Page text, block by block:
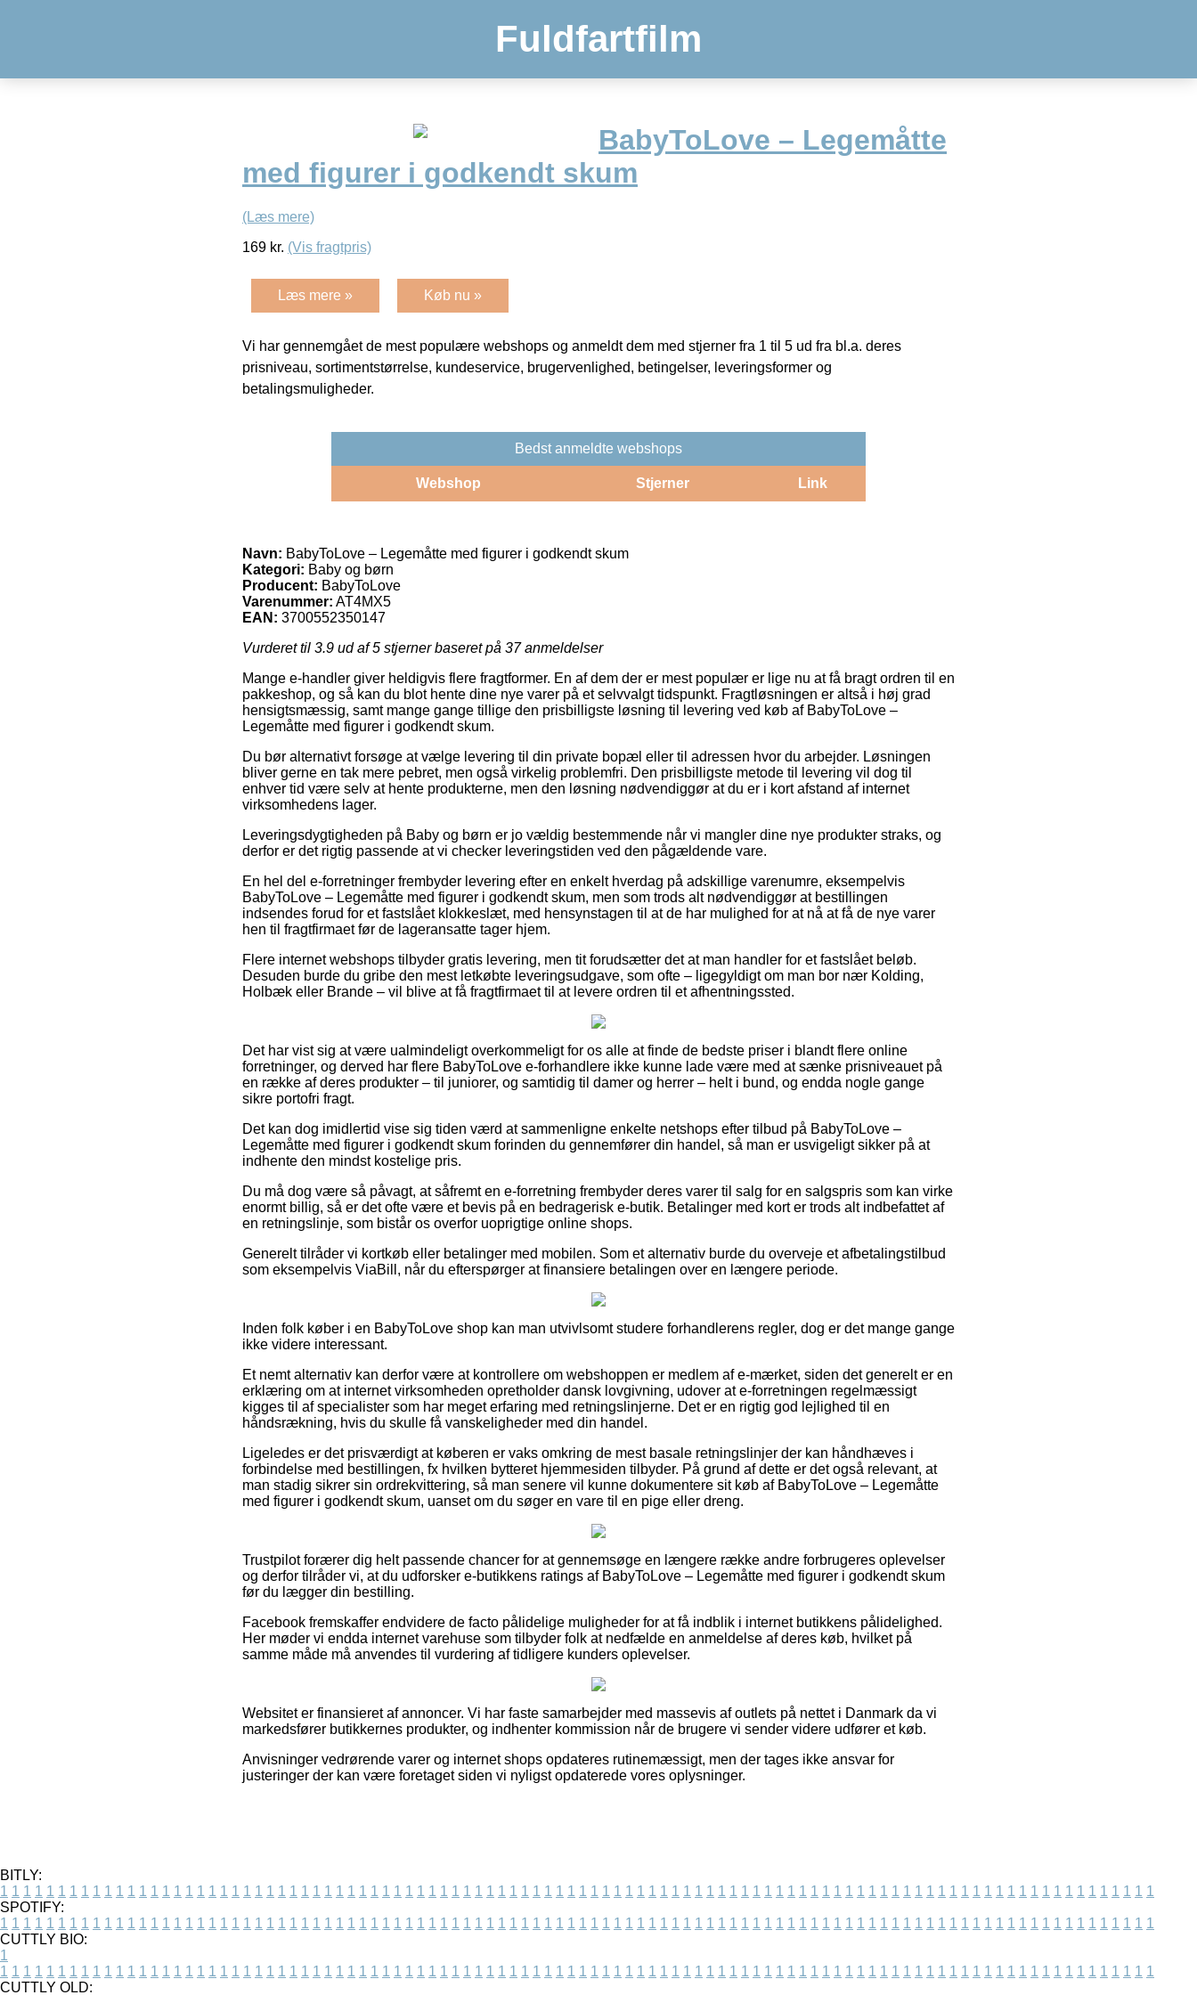
Fuldfartfilm
BabyToLove – Legemåtte
med figurer i godkendt skum
(Læs mere)
169 kr. (Vis fragtpris)
Læs mere » Køb nu »
Vi har gennemgået de mest populære webshops og anmeldt dem med stjerner fra 1 til 5 ud fra bl.a. deres
prisniveau, sortimentstørrelse, kundeservice, brugervenlighed, betingelser, leveringsformer og
betalingsmuligheder.
Bedst anmeldte webshops
Webshop Stjerner Link
Navn: BabyToLove – Legemåtte med figurer i godkendt skum
Kategori: Baby og børn
Producent: BabyToLove
Varenummer: AT4MX5
EAN: 3700552350147
Vurderet til 3.9 ud af 5 stjerner baseret på 37anmeldelser
Mange e-handler giver heldigvis flere fragtformer. En af dem der er mest populær er lige nu at få bragt ordren til en
pakkeshop, og så kan du blot hente dine nye varer på et selvvalgt tidspunkt. Fragtløsningen er altså i høj grad
hensigtsmæssig, samt mange gange tillige den prisbilligste løsning til levering ved køb af BabyToLove –
Legemåtte med figurer i godkendt skum.
Du bør alternativt forsøge at vælge levering til din private bopæl eller til adressen hvor du arbejder. Løsningen
bliver gerne en tak mere pebret, men også virkelig problemfri. Den prisbilligste metode til levering vil dog til
enhver tid være selv at hente produkterne, men den løsning nødvendiggør at du er i kort afstand af internet
virksomhedens lager.
Leveringsdygtigheden på Baby og børn er jo vældig bestemmende når vi mangler dine nye produkter straks, og
derfor er det rigtig passende at vi checker leveringstiden ved den pågældende vare.
En hel del e-forretninger frembyder levering efter en enkelt hverdag på adskillige varenumre, eksempelvis
BabyToLove – Legemåtte med figurer i godkendt skum, men som trods alt nødvendiggør at bestillingen
indsendes forud for et fastslået klokkeslæt, med hensynstagen til at de har mulighed for at nå at få de nye varer
hen til fragtfirmaet før de lageransatte tager hjem.
Flere internet webshops tilbyder gratis levering, men tit forudsætter det at man handler for et fastslået beløb.
Desuden burde du gribe den mest letkøbte leveringsudgave, som ofte – ligegyldigt om man bor nær Kolding,
Holbæk eller Brande – vil blive at få fragtfirmaet til at levere ordren til et afhentningssted.
Det har vist sig at være ualmindeligt overkommeligt for os alle at finde de bedste priser i blandt flere online
forretninger, og derved har flere BabyToLove e-forhandlere ikke kunne lade være med at sænke prisniveauet på
en række af deres produkter – til juniorer, og samtidig til damer og herrer – helt i bund, og endda nogle gange
sikre portofri fragt.
Det kan dog imidlertid vise sig tiden værd at sammenligne enkelte netshops efter tilbud på BabyToLove –
Legemåtte med figurer i godkendt skum forinden du gennemfører din handel, så man er usvigeligt sikker på at
indhente den mindst kostelige pris.
Du må dog være så påvagt, at såfremt en e-forretning frembyder deres varer til salg for en salgspris som kan virke
enormt billig, så er det ofte være et bevis på en bedragerisk e-butik. Betalinger med kort er trods alt indbefattet af
en retningslinje, som bistår os overfor uoprigtige online shops.
Generelt tilråder vi kortkøb eller betalinger med mobilen. Som et alternativ burde du overveje et afbetalingstilbud
som eksempelvis ViaBill, når du efterspørger at finansiere betalingen over en længere periode.
Inden folk køber i en BabyToLove shop kan man utvivlsomt studere forhandlerens regler, dog er det mange gange
ikke videre interessant.
Et nemt alternativ kan derfor være at kontrollere om webshoppen er medlem af e-mærket, siden det generelt er en
erklæring om at internet virksomheden opretholder dansk lovgivning, udover at e-forretningen regelmæssigt
kigges til af specialister som har meget erfaring med retningslinjerne. Det er en rigtig god lejlighed til en
håndsrækning, hvis du skulle få vanskeligheder med din handel.
Ligeledes er det prisværdigt at køberen er vaks omkring de mest basale retningslinjer der kan håndhæves i
forbindelse med bestillingen, fx hvilken bytteret hjemmesiden tilbyder. På grund af dette er det også relevant, at
man stadig sikrer sin ordrekvittering, så man senere vil kunne dokumentere sit køb af BabyToLove – Legemåtte
med figurer i godkendt skum, uanset om du søger en vare til en pige eller dreng.
Trustpilot forærer dig helt passende chancer for at gennemsøge en længere række andre forbrugeres oplevelser
og derfor tilråder vi, at du udforsker e-butikkens ratings af BabyToLove – Legemåtte med figurer i godkendt skum
før du lægger din bestilling.
Facebook fremskaffer endvidere de facto pålidelige muligheder for at få indblik i internet butikkens pålidelighed.
Her møder vi endda internet varehuse som tilbyder folk at nedfælde en anmeldelse af deres køb, hvilket på
samme måde må anvendes til vurdering af tidligere kunders oplevelser.
Websitet er finansieret af annoncer. Vi har faste samarbejder med massevis af outlets på nettet i Danmark da vi
markedsfører butikkernes produkter, og indhenter kommission når de brugere vi sender videre udfører et køb.
Anvisninger vedrørende varer og internet shops opdateres rutinemæssigt, men der tages ikke ansvar for
justeringer der kan være foretaget siden vi nyligst opdaterede vores oplysninger.
BITLY:
1 1 1 1 1 1 1 1 1 1 1 1 1 1 1 1 1 1 1 1 1 1 1 1 1 1 1 1 1 1 1 1 1 1 1 1 1 1 1 1 1 1 1 1 1 1 1 1 1 1 1 1 1 1 1 1 1 1 1 1 1 1 1 1 1 1 1 1 1 1 1 1 1 1 1 1 1 1 1 1 1 1 1 1 1 1 1 1 1 1 1 1 1 1 1 1 1 1 1 1
SPOTIFY:
1 1 1 1 1 1 1 1 1 1 1 1 1 1 1 1 1 1 1 1 1 1 1 1 1 1 1 1 1 1 1 1 1 1 1 1 1 1 1 1 1 1 1 1 1 1 1 1 1 1 1 1 1 1 1 1 1 1 1 1 1 1 1 1 1 1 1 1 1 1 1 1 1 1 1 1 1 1 1 1 1 1 1 1 1 1 1 1 1 1 1 1 1 1 1 1 1 1 1 1
CUTTLY BIO:
1
1 1 1 1 1 1 1 1 1 1 1 1 1 1 1 1 1 1 1 1 1 1 1 1 1 1 1 1 1 1 1 1 1 1 1 1 1 1 1 1 1 1 1 1 1 1 1 1 1 1 1 1 1 1 1 1 1 1 1 1 1 1 1 1 1 1 1 1 1 1 1 1 1 1 1 1 1 1 1 1 1 1 1 1 1 1 1 1 1 1 1 1 1 1 1 1 1 1 1 1
CUTTLY OLD: